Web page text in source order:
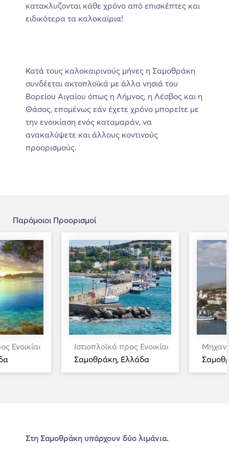
κατακλυζονται κάθε χρόνο από επισκέπτες και
ειδικότερα τα καλοκαίρια!
Κατά τους καλοκαιρινούς μήνες η Σαμοθράκη
συνδέεται ακτοπλοϊκά με άλλα νησιά του
Βορείου Αιγαίου όπως η Λήμνος, η Λέσβος και η
Θάσος, επομένως εάν έχετε χρόνο μπορείτε με
την ενοικίαση ενός καταμαράν, να
ανακαλύψετε και άλλους κοντινούς
προορισμούς.
Παρόμοιοι Προορισμοί
Ενοικίαση
Ιστιοπλοϊκά προς Ενοικίαση
Σαμοθράκη, Ελλάδα
Στη Σαμοθράκη υπάρχουν δύο λιμάνια.